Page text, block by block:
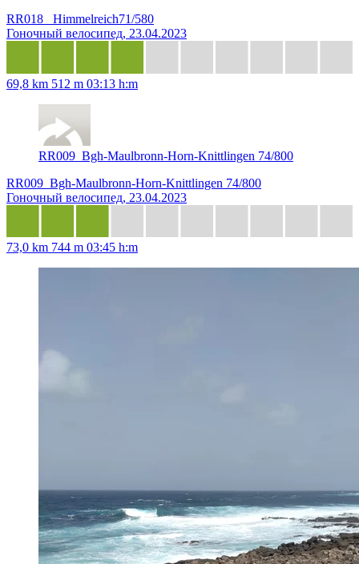
RR018_ Himmelreich71/580
Гоночный велосипед, 23.04.2023
69,8 km 512 m 03:13 h:m
RR009_Bgh-Maulbronn-Horn-Knittlingen 74/800
RR009_Bgh-Maulbronn-Horn-Knittlingen 74/800
Гоночный велосипед, 23.04.2023
73,0 km 744 m 03:45 h:m